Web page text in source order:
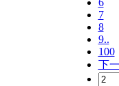
7
8
9..
100
下